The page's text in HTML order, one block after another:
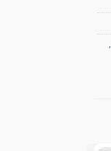
,